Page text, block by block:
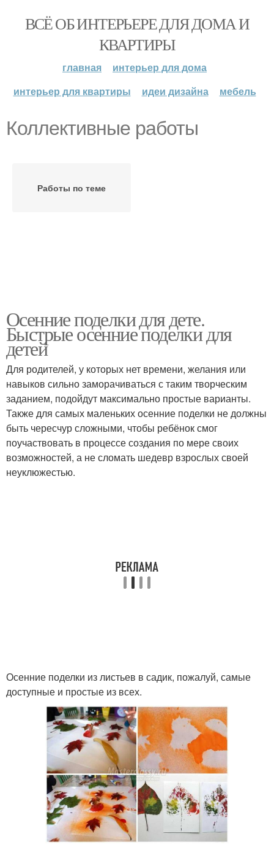
ВСЁ ОБ ИНТЕРЬЕРЕ ДЛЯ ДОМА И
КВАРТИРЫ
главная
интерьер для дома
интерьер для квартиры
идеи дизайна мебель
Коллективные работы
Работы по теме
Осенние поделки для дете.
Быстрые осенние поделки для
детей
Для родителей, у которых нет времени, желания или
навыков сильно заморачиваться с таким творческим
заданием, подойдут максимально простые варианты.
Также для самых маленьких осенние поделки не должны
быть чересчур сложными, чтобы ребёнок смог
поучаствовать в процессе создания по мере своих
возможностей, а не сломать шедевр взрослых своей
неуклюжестью.
Осенние поделки из листьев в садик, пожалуй, самые
доступные и простые из всех.